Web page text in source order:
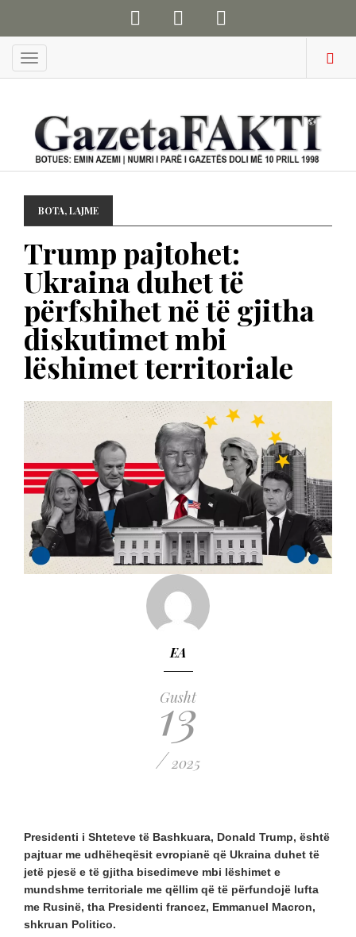
Menu
BOTA,LAJME
Trump pajtohet:
Ukraina duhet të
përfshihet në të gjitha
diskutimet mbi
lëshimet territoriale
EA
Gusht
13
/ 2025
Presidenti i Shteteve të Bashkuara, Donald Trump, është
pajtuar me udhëheqësit evropianë që Ukraina duhet të
jetë pjesë e të gjitha bisedimeve mbi lëshimet e
mundshme territoriale me qëllim që të përfundojë lufta
me Rusinë, tha Presidenti francez, Emmanuel Macron,
shkruan Politico.